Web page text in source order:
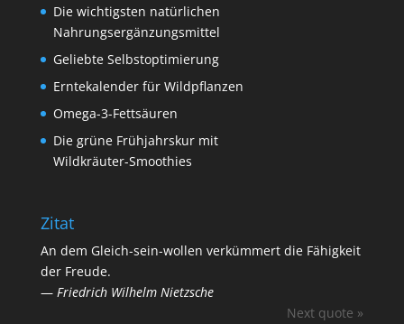
Die wichtigsten natürlichen
Nahrungsergänzungsmittel
Geliebte Selbstoptimierung
Erntekalender für Wildpflanzen
Omega-3-Fettsäuren
Die grüne Frühjahrskur mit
Wildkräuter-Smoothies
Zitat
An dem Gleich-sein-wollen verkümmert die Fähigkeit
der Freude.
— Friedrich Wilhelm Nietzsche
Next quote »